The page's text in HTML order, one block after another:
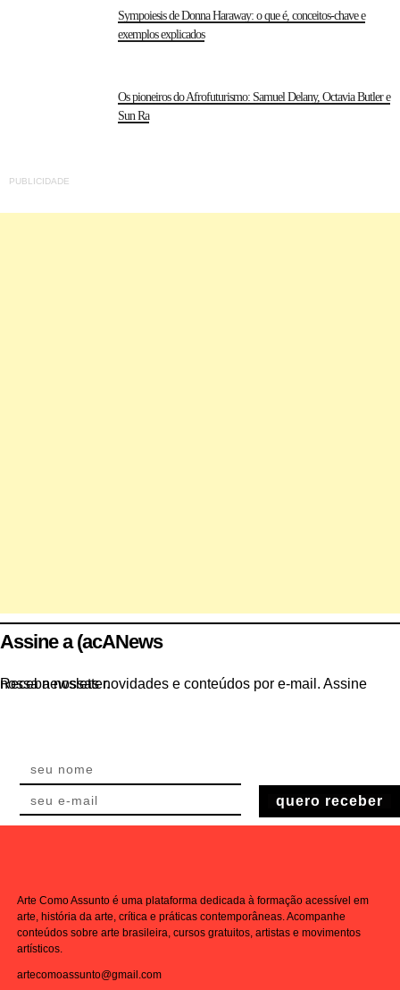
Sympoiesis de Donna Haraway: o que é, conceitos-chave e
exemplos explicados
Os pioneiros do Afrofuturismo: Samuel Delany, Octavia Butler e
Sun Ra
PUBLICIDADE
Assine a (acANews
Receba nossas novidades e conteúdos por e-mail. Assine nossa newsletter.
quero receber
Arte Como Assunto é uma plataforma dedicada à formação acessível em
arte, história da arte, crítica e práticas contemporâneas. Acompanhe
conteúdos sobre arte brasileira, cursos gratuitos, artistas e movimentos
artísticos.
artecomoassunto@gmail.com